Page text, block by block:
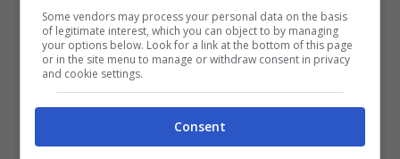
Il logo della serie tv napoletana (via social)
Some vendors may process your personal data on the basis
of legitimate interest, which you can object to by managing
your options below. Look for a link at the bottom of this page
or in the site menu to manage or withdraw consent in privacy
and cookie settings.
Consent